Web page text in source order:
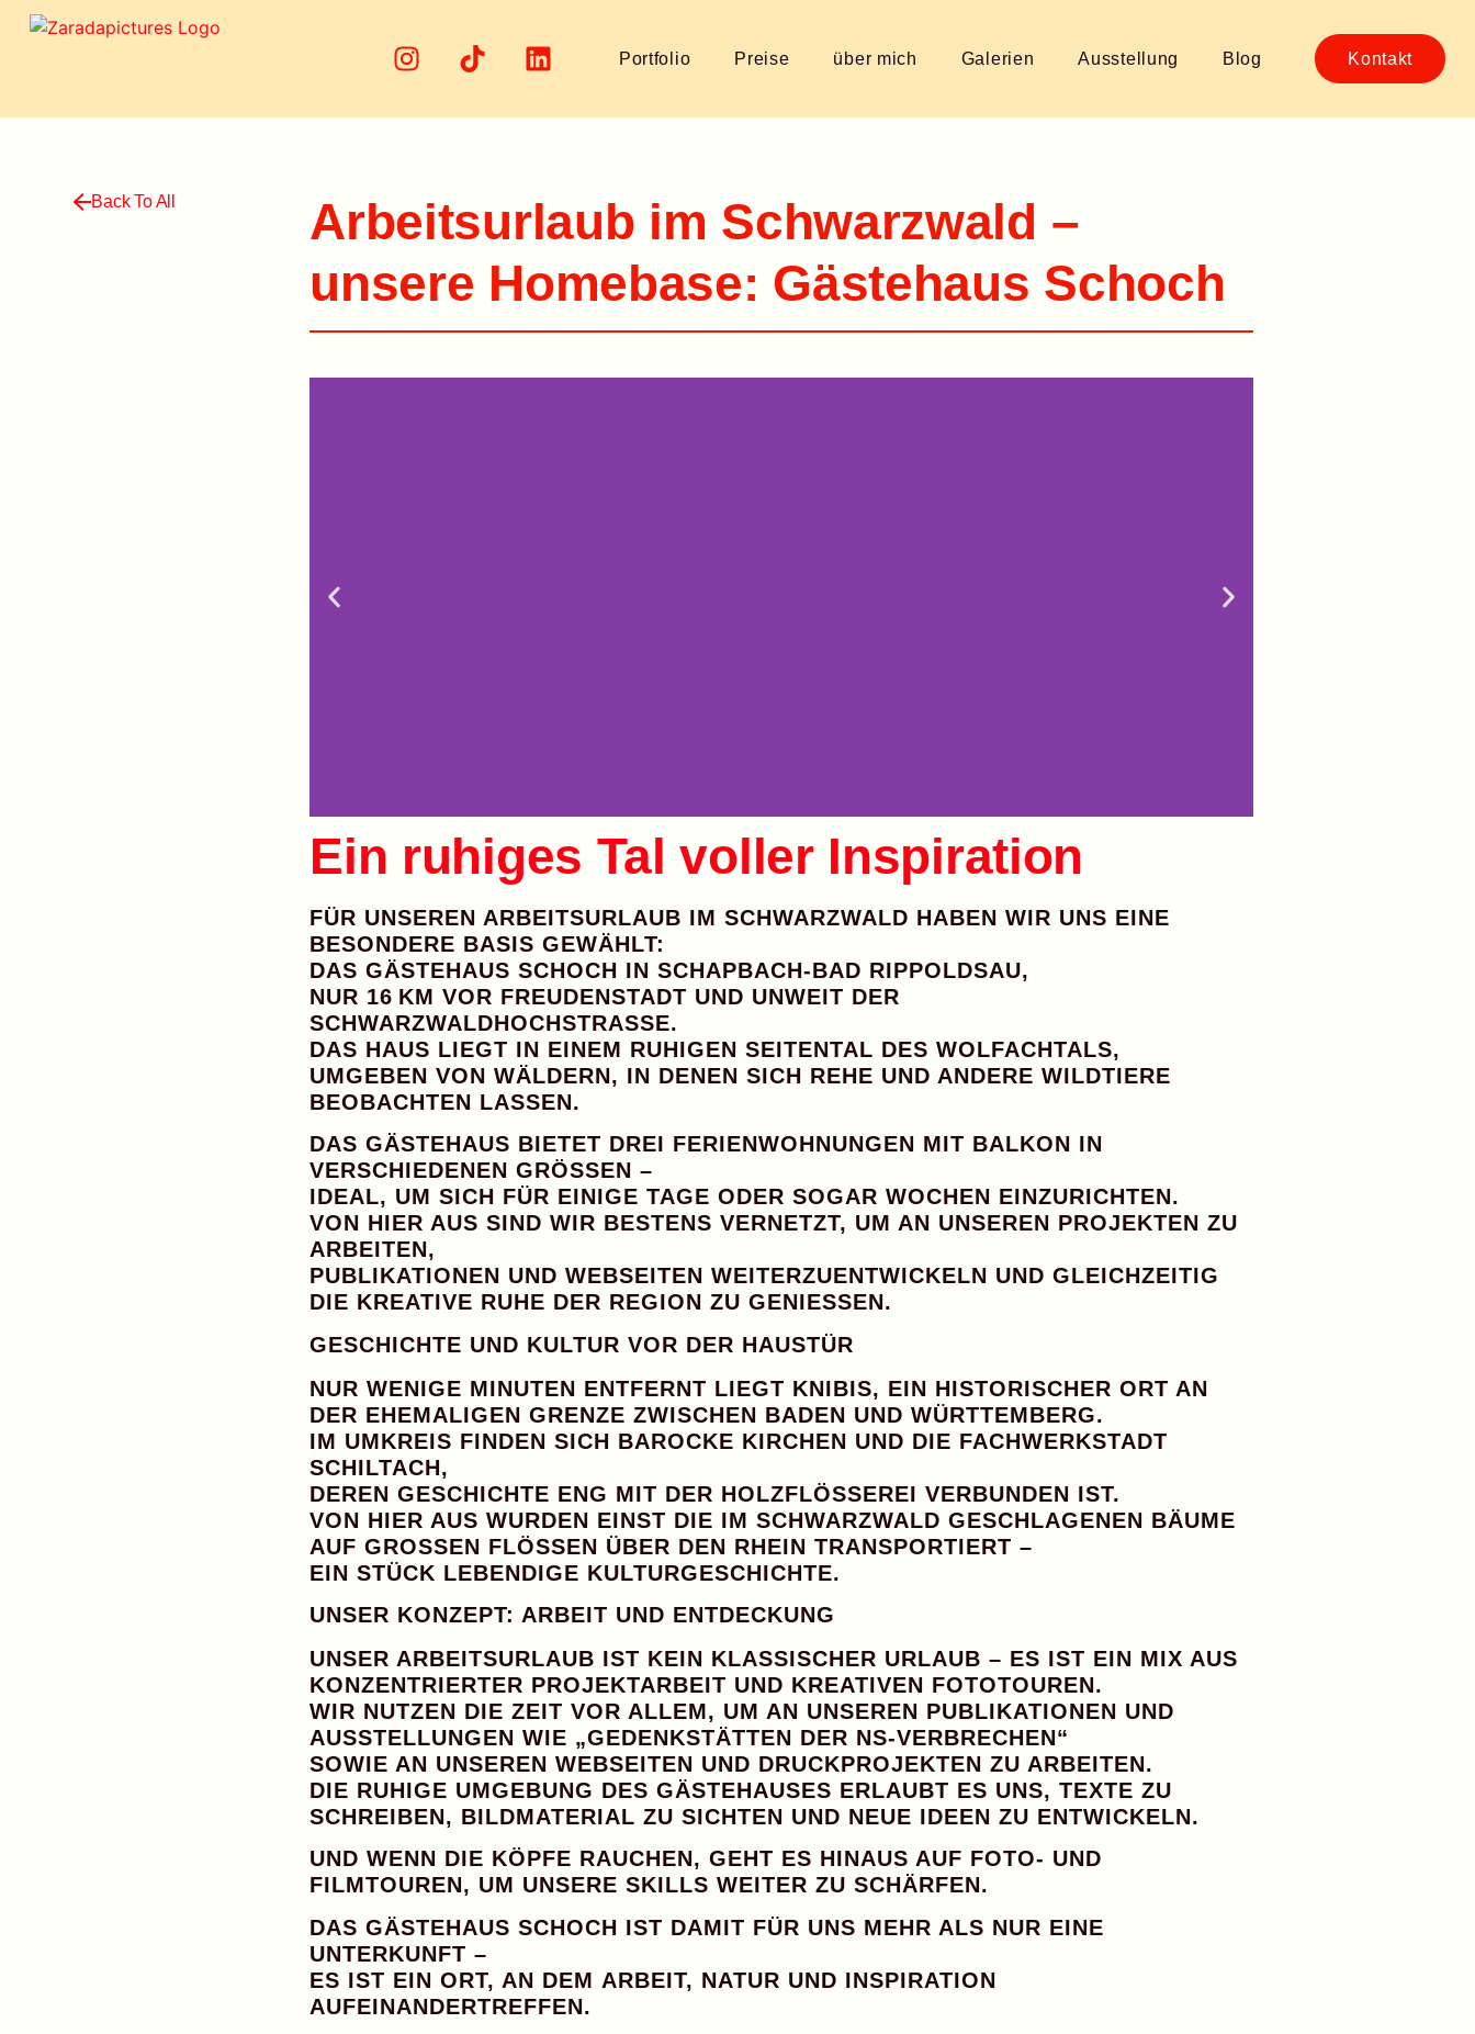
Portfolio Preise über mich Galerien Ausstellung Blog Kontakt
Back To All
Arbeitsurlaub im Schwarzwald –
unsere Homebase: Gästehaus Schoch
Ein ruhiges Tal voller Inspiration
FÜR UNSEREN ARBEITSURLAUB IM SCHWARZWALD HABEN WIR UNS EINE
BESONDERE BASIS GEWÄHLT:
DASGÄSTEHAUS SCHOCH INSCHAPBACH-BAD RIPPOLDSAU,
NUR 16 KM VOR FREUDENSTADT UND UNWEIT DER
SCHWARZWALDHOCHSTRASSE
.
DAS HAUS LIEGT IN EINEM RUHIGEN SEITENTAL DESWOLFACHTALS,
UMGEBEN VON WÄLDERN, IN DENEN SICH REHE UND ANDERE WILDTIERE
BEOBACHTEN LASSEN.
DAS GÄSTEHAUS BIETET DREI FERIENWOHNUNGEN MIT BALKON IN
VERSCHIEDENEN GRÖSSEN –
IDEAL, UM SICH FÜR EINIGE TAGE ODER SOGAR WOCHEN EINZURICHTEN.
VON HIER AUS SIND WIR BESTENS VERNETZT, UM AN UNSEREN PROJEKTEN ZU
ARBEITEN,
PUBLIKATIONEN UND WEBSEITEN WEITERZUENTWICKELN UND GLEICHZEITIG
DIE KREATIVE RUHE DER REGION ZU GENIESSEN.
GESCHICHTE UND KULTUR VOR DER HAUSTÜR
NUR WENIGE MINUTEN ENTFERNT LIEGT KNIBIS, EIN HISTORISCHER ORT AN
DER EHEMALIGEN GRENZE ZWISCHEN BADEN UND WÜRTTEMBERG.
IM UMKREIS FINDEN SICH BAROCKE KIRCHEN UND DIE FACHWERKSTADT
SCHILTACH,
DEREN GESCHICHTE ENG MIT DER HOLZFLÖSSEREI VERBUNDEN IST.
VON HIER AUS WURDEN EINST DIE IM SCHWARZWALD GESCHLAGENEN BÄUME
AUF GROSSEN FLÖSSEN ÜBER DEN RHEIN TRANSPORTIERT –
EIN STÜCK LEBENDIGE KULTURGESCHICHTE.
UNSER KONZEPT: ARBEIT UND ENTDECKUNG
UNSER ARBEITSURLAUB IST KEIN KLASSISCHER URLAUB – ES IST EIN MIX AUS
KONZENTRIERTER PROJEKTARBEIT UND KREATIVEN FOTOTOUREN.
WIR NUTZEN DIE ZEIT VOR ALLEM, UM AN UNSEREN PUBLIKATIONEN UND
AUSSTELLUNGEN WIE „GEDENKSTÄTTEN DER NS-VERBRECHEN“
SOWIE AN UNSERENWEBSEITEN UND DRUCKPROJEKTEN ZU ARBEITEN.
DIE RUHIGE UMGEBUNG DES GÄSTEHAUSES ERLAUBT ES UNS, TEXTE ZU
SCHREIBEN, BILDMATERIAL ZU SICHTEN UND NEUE IDEEN ZU ENTWICKELN.
UND WENN DIE KÖPFE RAUCHEN, GEHT ES HINAUS AUF FOTO- UND
FILMTOUREN, UM UNSERE SKILLS WEITER ZU SCHÄRFEN.
DAS GÄSTEHAUS SCHOCH IST DAMIT FÜR UNS MEHR ALS NUR EINE
UNTERKUNFT –
ES IST EIN ORT, AN DEM ARBEIT, NATUR UND INSPIRATION
AUFEINANDERTREFFEN.